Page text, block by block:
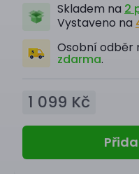
Skladem na 2
Vystaveno na
Osobní odběr
zdarma.
1 099 Kč